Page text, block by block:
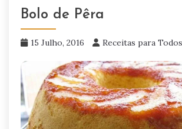
Bolo de Pêra
15 Julho, 2016 Receitas para